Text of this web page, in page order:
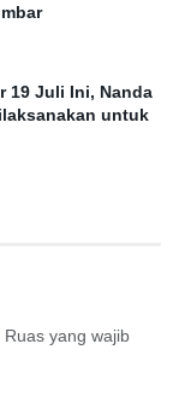
19 Juli Ini, Nanda
untuk
Ruas yang wajib